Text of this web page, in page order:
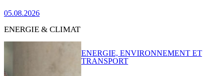
05.08.2026
ENERGIE & CLIMAT
ENERGIE, ENVIRONNEMENT ET
TRANSPORT